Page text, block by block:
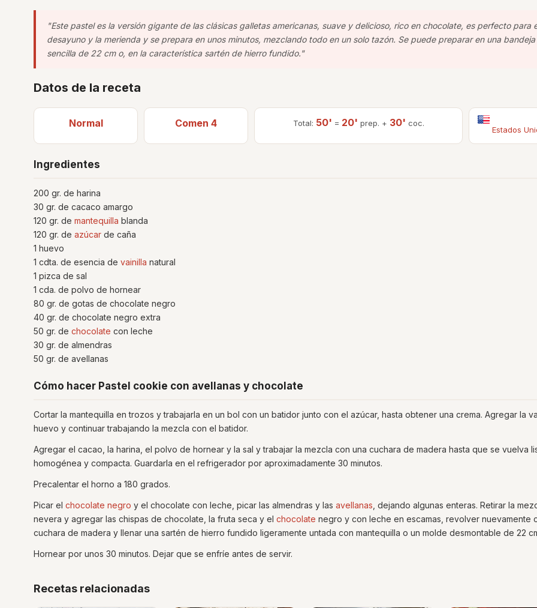
"Este pastel es la versión gigante de las clásicas galletas americanas, suave y delicioso, rico en chocolate, es perfecto para
desayuno y la merienda y se prepara en unos minutos, mezclando todo en un solo tazón. Se puede preparar en una bandeja
sencilla de 22 cm o, en la característica sartén de hierro fundido."
Datos de la receta
Normal Comen 4 Total: 50' = 20' prep. + 30' coc.
Estados
Ingredientes
200 gr. de harina
30 gr. de cacaco amargo
120 gr. de mantequilla blanda
120 gr. de azúcar de caña
1 huevo
1 cdta. de esencia de vainilla natural
1 pizca de sal
1 cda. de polvo de hornear
80 gr. de gotas de chocolate negro
40 gr. de chocolate negro extra
50 gr. de chocolate con leche
30 gr. de almendras
50 gr. de avellanas
Cómo hacer Pastel cookie con avellanas y chocolate
Cortar la mantequilla en trozos y trabajarla en un bol con un batidor junto con el azúcar, hasta obtener una crema. Agregar la
huevo y continuar trabajando la mezcla con el batidor.
Agregar el cacao, la harina, el polvo de hornear y la sal y trabajar la mezcla con una cuchara de madera hasta que se vuelva
homogénea y compacta. Guardarla en el refrigerador por aproximadamente 30 minutos.
Precalentar el horno a 180 grados.
Picar el chocolate negro y el chocolate con leche, picar las almendras y las avellanas , dejando algunas enteras. Retirar la
nevera y agregar las chispas de chocolate, la fruta seca y el chocolate negro y con leche en escamas, revolver nuevamente
cuchara de madera y llenar una sartén de hierro fundido ligeramente untada con mantequilla o un molde desmontable de 22
Hornear por unos 30 minutos. Dejar que se enfríe antes de servir.
Recetas relacionadas